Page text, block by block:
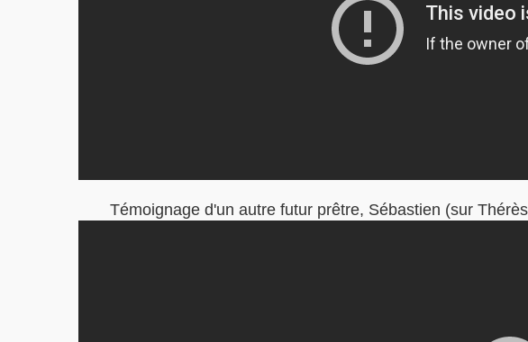
Témoignage d'un autre futur prêtre, Sébastien (sur